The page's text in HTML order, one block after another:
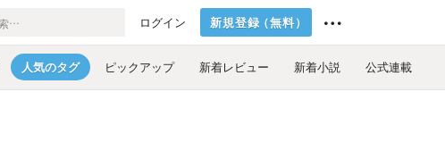
ログイン 新規登録（無料）
人気のタグ ピックアップ 新着レビュー 新着小説 公式連載